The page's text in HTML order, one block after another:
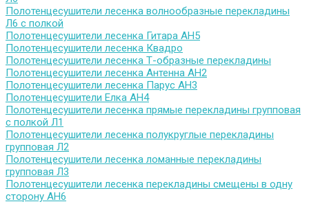
Полотенцесушители лесенка волнообразные перекладины
Л6 с полкой
Полотенцесушители лесенка Гитара АН5
Полотенцесушители лесенка Квадро
Полотенцесушители лесенка Т-образные перекладины
Полотенцесушители лесенка Антенна АН2
Полотенцесушители лесенка Парус АН3
Полотенцесушители Елка АН4
Полотенцесушители лесенка прямые перекладины групповая
с полкой Л1
Полотенцесушители лесенка полукруглые перекладины
групповая Л2
Полотенцесушители лесенка ломанные перекладины
групповая Л3
Полотенцесушители лесенка перекладины смещены в одну
сторону АН6